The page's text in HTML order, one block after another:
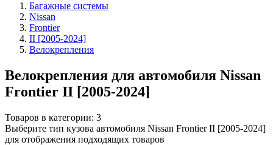
Багажные системы
Nissan
Frontier
II [2005-2024]
Велокрепления
Велокрепления для автомобиля Nissan
Frontier II [2005-2024]
Товаров в категории: 3
Выберите тип кузова автомобиля Nissan Frontier II [2005-2024]
для отображения подходящих товаров